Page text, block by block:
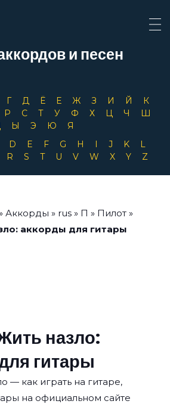
и песен
Г Д Ё Е Ж З И Й
К
Р С Т У Ф Х Ц Ч
Ш
Ы Э Ю
Я
D E F G H I J K
L
R S T U V W X Y Z
Аккорды » rus » П » Пилот »
аккорды для гитары
назло:
гитары
— как играть на гитаре,
на официальном сайте